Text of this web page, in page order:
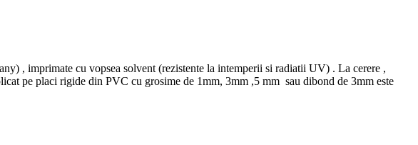
, imprimate cu vopsea solvent (rezistente la intemperii si radiatii UV) . La cerere ,
pe placi rigide din PVC cu grosime de 1mm, 3mm ,5 mm sau dibond de 3mm este